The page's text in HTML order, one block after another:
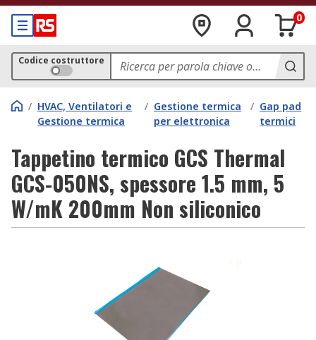
0
Codice costruttore
/ HVAC, Ventilatori e
Gestione termica
/ Gestione termica
per elettronica
/ Gap pad
termici
Tappetino termico GCS Thermal
GCS-050NS, spessore 1.5 mm, 5
W/mK 200mm Non siliconico